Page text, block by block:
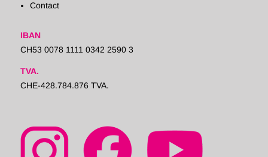
Contact
IBAN
CH53 0078 1111 0342 2590 3
TVA.
CHE-428.784.876 TVA.